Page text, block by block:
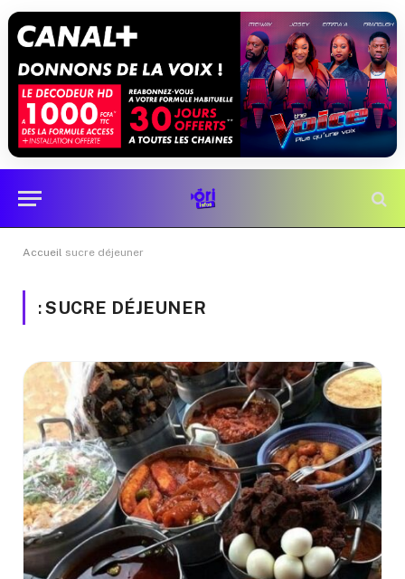
Accueil sucre déjeuner
:SUCRE DÉJEUNER